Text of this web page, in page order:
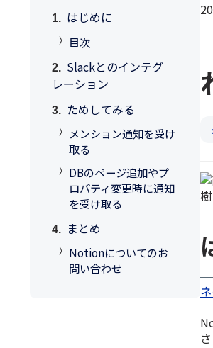
はじめに
目次
Slackとのインテグ
レーション
ためしてみる
メンション通知を受け
取る
DBのページ追加やプ
ロパティ変更時に通知
を受け取る
まとめ
Notionについてのお
問い合わせ